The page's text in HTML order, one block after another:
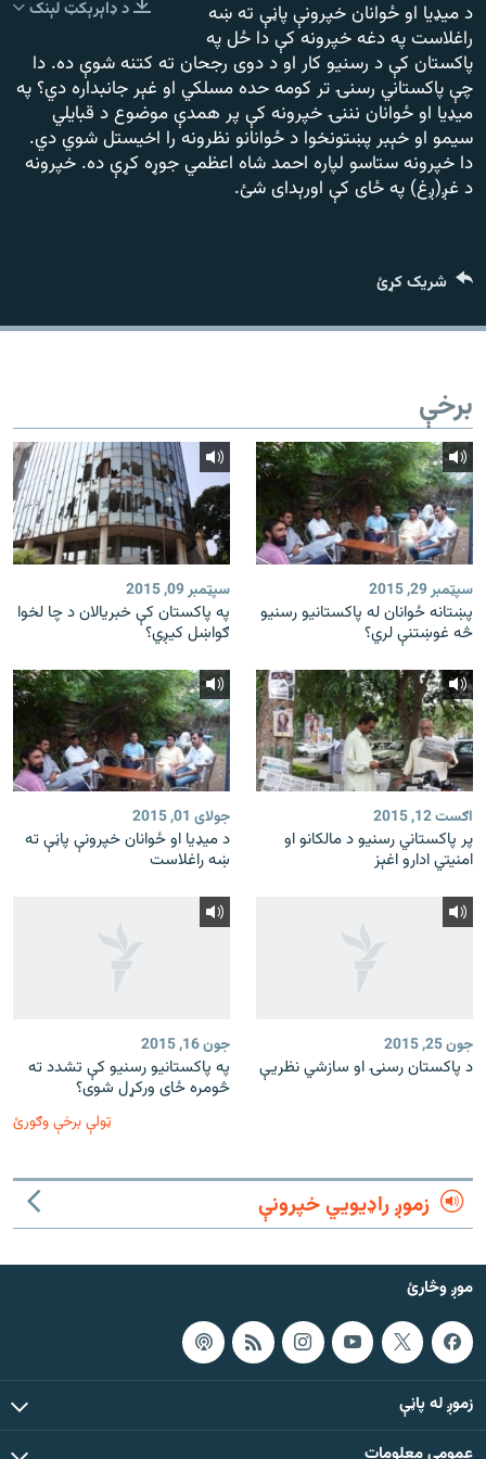
۱۴ ساعته راډیويي خپرونې
Gandhara
موږ وڅارئ
د ډاېرېکټ لېنک
د ميډیا او ځوانان خپرونې پاڼې ته ښه
راغلاست په دغه خپرونه کې دا ځل په
پاکستان کې د رسنيو کار او د دوی رجحان ته کتنه شوې ده. دا
چې پاکستاني رسنۍ تر کومه حده مسلکي او غېر جانبداره دي؟ په
ميډيا او ځوانان نننۍ خپرونه کې پر همدې موضوع د قبايلي
سيمو او خېبر پښتونخوا د ځوانانو نظرونه را اخيستل شوي دي.
دا خپرونه ستاسو لپاره احمد شاه اعظمي جوړه کړې ده. خپرونه
د غږ(ږغ) په ځای کې اورېدای شئ.
شریک کړئ
برخې
سپټمبر 29, 2015
پښتانه ځوانان له پاکستانيو رسنيو
څه غوښتنې لري؟
سپټمبر 09, 2015
په پاکستان کې خبريالان د چا لخوا
ګواښل کيږي؟
اګست 12, 2015
پر پاکستاني رسنيو د مالکانو او
امنيتي ادارو اغېز
جولای 01, 2015
د ميډیا او ځوانان خپرونې پاڼې ته
ښه راغلاست
جون 25, 2015
د پاکستان رسنۍ او سازشي نظریې
جون 16, 2015
په پاکستانیو رسنیو کې تشدد ته
څومره ځای ورکړل شوی؟
ټولې برخې وګورئ
زموږ راډیويي خپرونې
موږ وڅارئ
زموږ له پاڼې